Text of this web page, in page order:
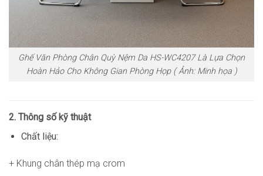
Ghế Văn Phòng Chân Quỳ Nệm Da HS-WC4207 Là Lựa Chọn
Hoàn Hảo Cho Không Gian Phòng Họp ( Ảnh: Minh họa )
2. Thông số kỹ thuật
Chất liệu:
+ Khung chân thép mạ crom